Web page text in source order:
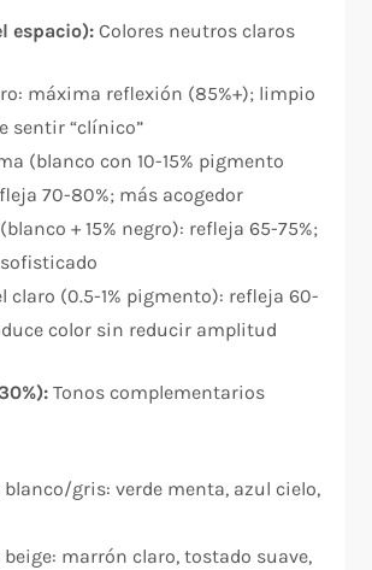
espacio): Colores neutros claros
máxima reflexión (85%+); limpio
sentir “clínico”
(blanco con 10-15% pigmento
70-80%; más acogedor
+ 15% negro): refleja 65-75%;
claro (0.5-1% pigmento): refleja 60-
color sin reducir amplitud
Tonos complementarios
blanco/gris: verde menta, azul cielo,
beige: marrón claro, tostado suave,